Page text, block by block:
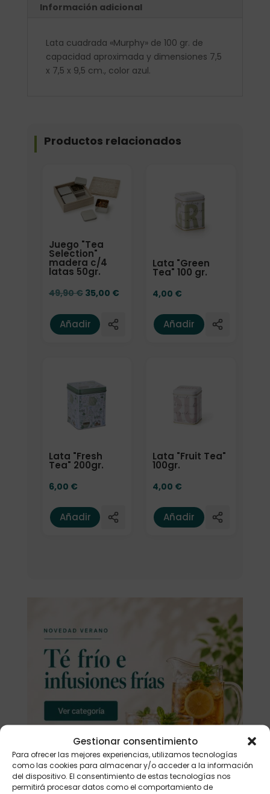
Gestionar consentimiento
Para ofrecer las mejores experiencias, utilizamos tecnologías
como las cookies para almacenar y/o acceder a la información
del dispositivo. El consentimiento de estas tecnologías nos
permitirá procesar datos como el comportamiento de
Información adicional
Lata cuadrada «Murphy» de 100 gr. de
capacidad aproximada y dimensiones 7,5
x 7,5 x 9,5 cm., color azul.
Productos relacionados
Juego "Tea
Selection"
madera c/4
latas 50gr.
49,90€ El precio original era: 49,90 €.
35,00 €El precio actual es: 35,00 €.
Añadir
Lata "Green
Tea" 100 gr.
4,00 €
Añadir
Lata "Fresh
Tea" 200gr.
6,00 €
Añadir
Lata "Fruit Tea"
100gr.
4,00 €
Añadir